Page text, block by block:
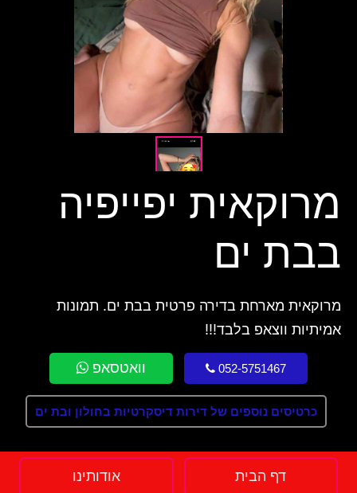
מרוקאית יפייפיה
בבת ים
מרוקאית מארחת בדירה פרטית בבת ים. תמונות
אמיתיות ווצאפ בלבד!!!
052-5751467 וואטסאפ
כרטיסים נוספים של דירות דיסקרטיות בחולון ובת ים
דף הבית אודותינו